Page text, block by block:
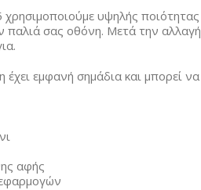
χρησιμοποιούμε υψηλής
παλιά σας οθόνη. Μετά την
εμφανή σημάδια και μπορεί
αφής